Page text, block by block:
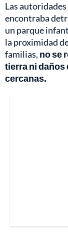
Las
encontraba
un parque
la proximidad
familias, no se
tierra ni daños
cercanas.